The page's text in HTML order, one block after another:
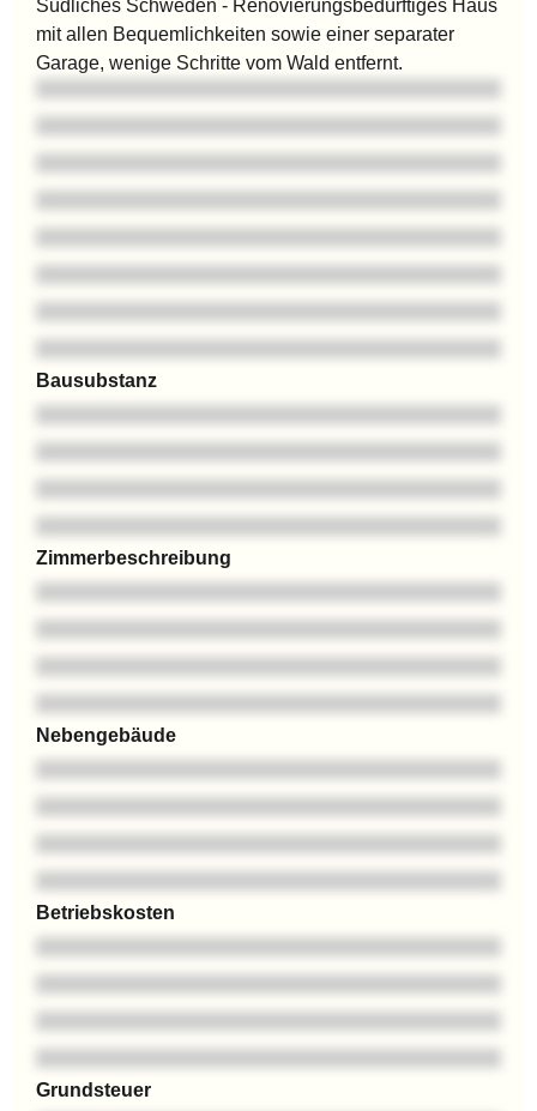
Südliches Schweden - Renovierungsbedürftiges Haus
mit allen Bequemlichkeiten sowie einer separater
Garage, wenige Schritte vom Wald entfernt.
Bausubstanz
Zimmerbeschreibung
Nebengebäude
Betriebskosten
Grundsteuer